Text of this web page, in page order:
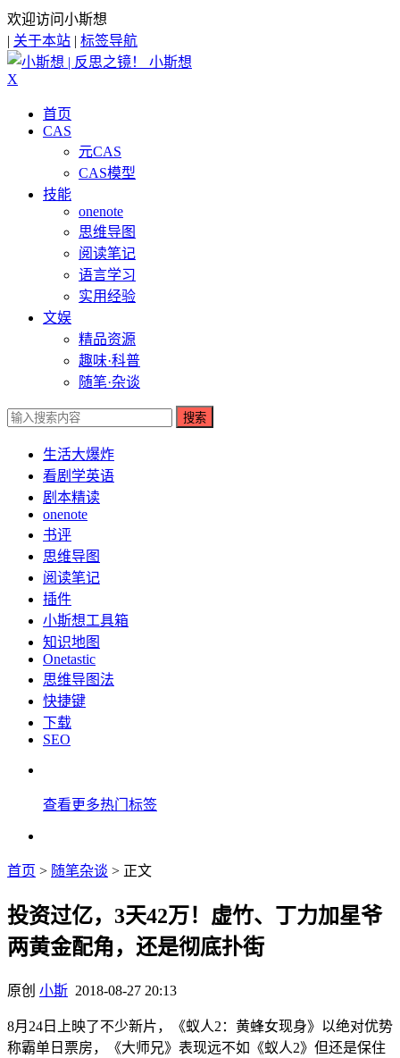
欢迎访问小斯想
| 关于本站 | 标签导航
小斯想
X
首页
CAS
元CAS
CAS模型
技能
onenote
思维导图
阅读笔记
语言学习
实用经验
文娱
精品资源
趣味·科普
随笔·杂谈
搜索
生活大爆炸
看剧学英语
剧本精读
onenote
书评
思维导图
阅读笔记
插件
小斯想工具箱
知识地图
Onetastic
思维导图法
快捷键
下载
SEO
查看更多热门标签
首页 > 随笔杂谈 > 正文
投资过亿，3天42万！虚竹、丁力加星爷
两黄金配角，还是彻底扑街
原创 小斯 2018-08-27 20:13
8月24日上映了不少新片，《蚁人2：黄蜂女现身》以绝对优势
称霸单日票房，《大师兄》表现远不如《蚁人2》但还是保住